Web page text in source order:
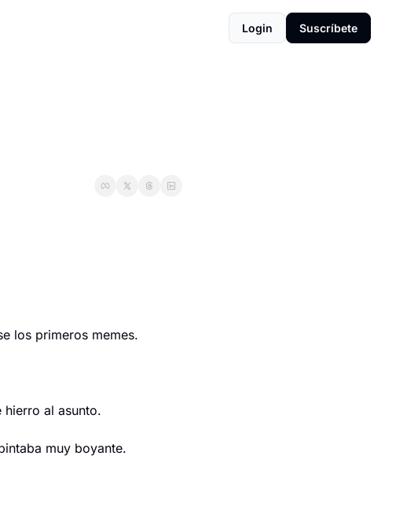
Login Suscríbete
los primeros memes.
hierro al asunto.
muy boyante.